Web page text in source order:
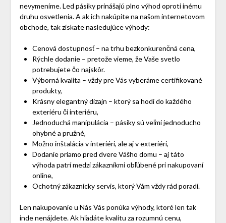
nevymeníme. Led pásiky prinášajú plno výhod oproti inému
druhu osvetlenia. A ak ich nakúpite na našom internetovom
obchode, tak získate nasledujúce výhody:
Cenová dostupnosť – na trhu bezkonkurenčná cena,
Rýchle dodanie – pretože vieme, že Vaše svetlo
potrebujete čo najskôr.
Výborná kvalita – vždy pre Vás vyberáme certifikované
produkty,
Krásny elegantný dizajn – ktorý sa hodí do každého
exteriéru či interiéru,
Jednoduchá manipulácia – pásiky sú veľmi jednoducho
ohybné a pružné,
Možno inštalácia v interiéri, ale aj v exteriéri,
Dodanie priamo pred dvere Vášho domu – aj táto
výhoda patrí medzi zákazníkmi obľúbené pri nakupovaní
online,
Ochotný zákaznícky servis, ktorý Vám vždy rád poradí.
Len nakupovanie u Nás Vás ponúka výhody, ktoré len tak
inde nenájdete. Ak hľadáte kvalitu za rozumnú cenu,